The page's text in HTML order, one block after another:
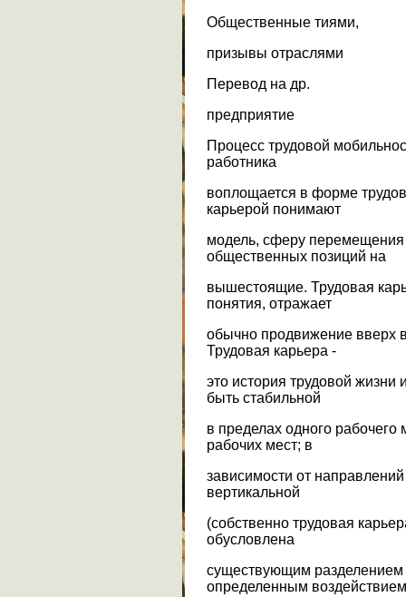
Общественные тиями,
призывы отраслями
Перевод на др.
предприятие
Процесс трудовой
работника
воплощается в форме
карьерой понимают
модель, сферу
общественных позиций на
вышестоящие. Трудовая
понятия, отражает
обычно продвижение вверх
Трудовая карьера -
это история трудовой
быть стабильной
в пределах одного
рабочих мест; в
зависимости от
вертикальной
(собственно трудовая
обусловлена
существующим разделением
определенным воздействием